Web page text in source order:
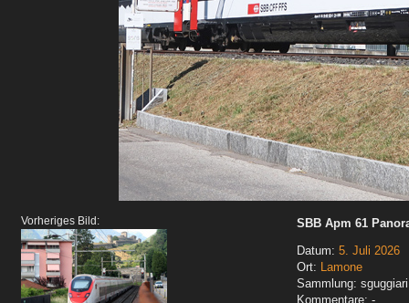
Vorheriges Bild:
SBB Apm 61
Datum: 5. Juli 2026
Ort: Lamone
Sammlung:
Kommentare: -